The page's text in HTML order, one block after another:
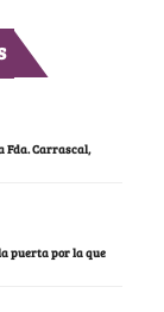
Fda. Carrascal,
puerta por la que